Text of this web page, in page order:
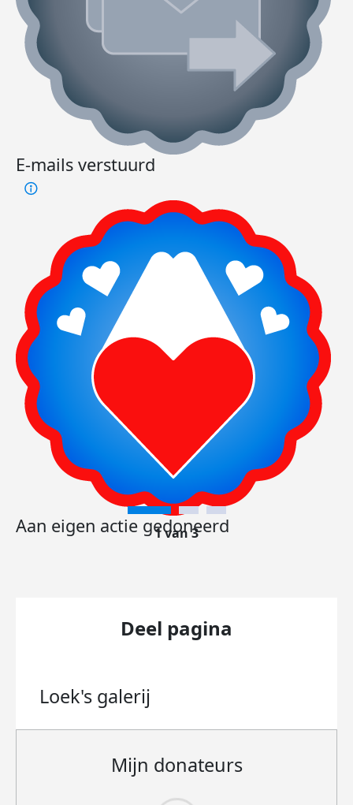
E-mails verstuurd
Aan eigen actie gedoneerd
1 van 3
Deel pagina
Loek's galerij
Mijn donateurs